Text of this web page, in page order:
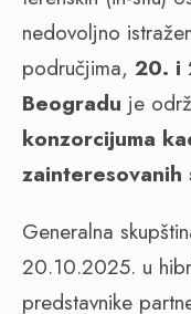
nedovoljno
područjima, 20. i
Beogradu je
konzorcijuma
zainteresovanih
Generalna
20.10.2025. u
predstavnike